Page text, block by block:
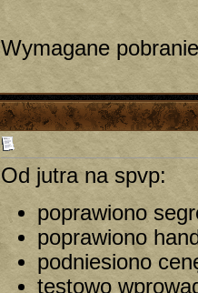
Wymagane
Od jutra na spvp:
poprawiono
poprawiono
podniesiono
testowo